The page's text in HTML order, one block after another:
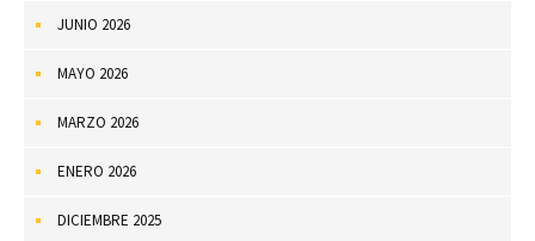
JUNIO 2026
MAYO 2026
MARZO 2026
ENERO 2026
DICIEMBRE 2025